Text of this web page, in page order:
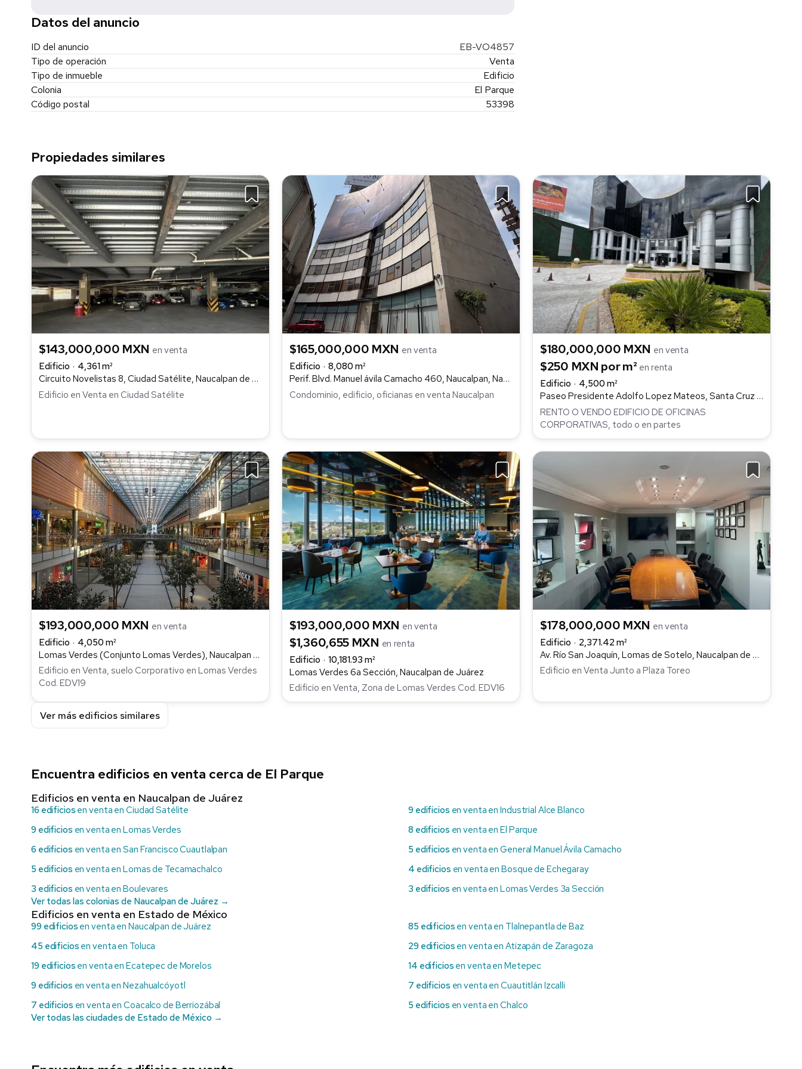
Datos del anuncio
ID del anuncio
EB-VO4857
Tipo de operación
Venta
Tipo de inmueble
Edificio
Colonia
El Parque
Código postal
53398
Propiedades similares
$143,000,000 MXN en venta
Edificio
4,361 m²
Circuito Novelistas 8, Ciudad Satélite, Naucalpan de Juárez
Edificio en Venta en Ciudad Satélite
$165,000,000 MXN en venta
Edificio
8,080 m²
Perif. Blvd. Manuel ávila Camacho 460, Naucalpan, Naucalpan de Juárez
Condominio, edificio, oficianas en venta Naucalpan
$180,000,000 MXN en venta
$250 MXN por m² en renta
Edificio
4,500 m²
Paseo Presidente Adolfo Lopez Mateos, Santa Cruz del Monte, Naucalpan de Juárez
RENTO O VENDO EDIFICIO DE OFICINAS
CORPORATIVAS, todo o en partes
$193,000,000 MXN en venta
Edificio
4,050 m²
Lomas Verdes (Conjunto Lomas Verdes), Naucalpan de Juárez
Edificio en Venta, suelo Corporativo en Lomas Verdes
Cod. EDV19
$193,000,000 MXN en venta
$1,360,655 MXN en renta
Edificio
10,181.93 m²
Lomas Verdes 6a Sección, Naucalpan de Juárez
Edificio en Venta, Zona de Lomas Verdes Cod. EDV16
$178,000,000 MXN en venta
Edificio
2,371.42 m²
Av. Río San Joaquín, Lomas de Sotelo, Naucalpan de Juárez
Edificio en Venta Junto a Plaza Toreo
Ver más edificios similares
Encuentra edificios en venta cerca de El Parque
Edificios en venta en Naucalpan de Juárez
16 edificios en venta en Ciudad Satélite 9 edificios en venta en Industrial Alce Blanco
9 edificios en venta en Lomas Verdes 8 edificios en venta en El Parque
6 edificios en venta en San Francisco Cuautlalpan 5 edificios en venta en General Manuel Ávila Camacho
5 edificios en venta en Lomas de Tecamachalco 4 edificios en venta en Bosque de Echegaray
3 edificios en venta en Boulevares 3 edificios en venta en Lomas Verdes 3a Sección
Ver todas las colonias de Naucalpan de Juárez →
Edificios en venta en Estado de México
99 edificios en venta en Naucalpan de Juárez 85 edificios en venta en Tlalnepantla de Baz
45 edificios en venta en Toluca 29 edificios en venta en Atizapán de Zaragoza
19 edificios en venta en Ecatepec de Morelos 14 edificios en venta en Metepec
9 edificios en venta en Nezahualcóyotl 7 edificios en venta en Cuautitlán Izcalli
7 edificios en venta en Coacalco de Berriozábal 5 edificios en venta en Chalco
Ver todas las ciudades de Estado de México →